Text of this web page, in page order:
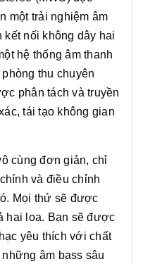
một trải nghiệm âm
nối không dây hai
hệ thống âm thanh
thu chuyên
phân tách và truyền
tái tạo không gian
cùng đơn giản, chỉ
và điều chỉnh
Mọi thứ sẽ được
hai loa. Bạn sẽ được
yêu thích với chất
âm bass sâu